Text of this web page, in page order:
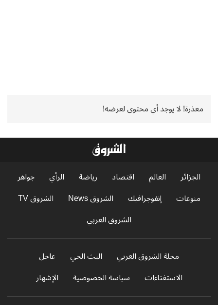
معذرة! لا يوجد أي محتوى لعرضه!
الجزائر العالم اقتصاد رياضة الرأي
جواهر
منوعات
إنفوجرافيك الشروق News
الشروق TV
الشروق العربي
مجلة الشروق العربي البث الحي
عاجل
الاستفتاءات
سياسة الخصوصية الإشهار